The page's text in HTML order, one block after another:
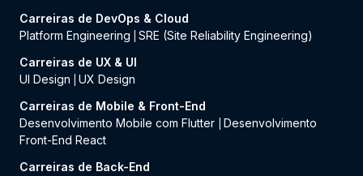
Carreiras de DevOps & Cloud
Platform Engineering
SRE (Site Reliability Engineering)
Carreiras de UX & UI
UI Design
UX Design
Carreiras de Mobile & Front-End
Desenvolvimento Mobile com Flutter
Desenvolvimento
Front-End React
Carreiras de Back-End